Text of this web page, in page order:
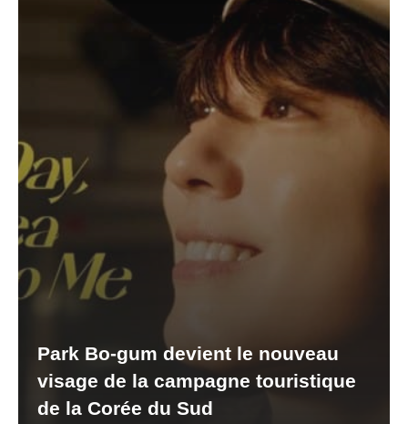
Park Bo-gum devient le nouveau
visage de la campagne touristique
de la Corée du Sud